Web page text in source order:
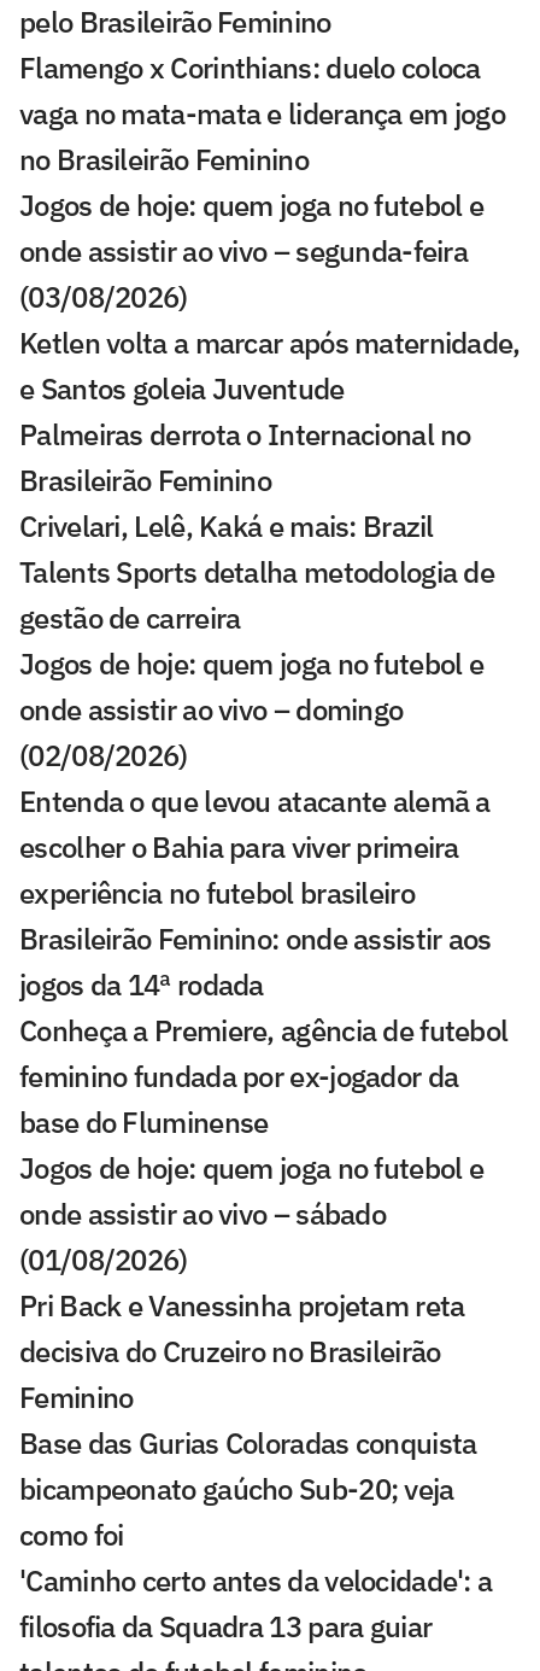
pelo Brasileirão Feminino
Flamengo x Corinthians: duelo coloca
vaga no mata-mata e liderança em jogo
no Brasileirão Feminino
Jogos de hoje: quem joga no futebol e
onde assistir ao vivo – segunda-feira
(03/08/2026)
Ketlen volta a marcar após maternidade,
e Santos goleia Juventude
Palmeiras derrota o Internacional no
Brasileirão Feminino
Crivelari, Lelê, Kaká e mais: Brazil
Talents Sports detalha metodologia de
gestão de carreira
Jogos de hoje: quem joga no futebol e
onde assistir ao vivo – domingo
(02/08/2026)
Entenda o que levou atacante alemã a
escolher o Bahia para viver primeira
experiência no futebol brasileiro
Brasileirão Feminino: onde assistir aos
jogos da 14ª rodada
Conheça a Premiere, agência de futebol
feminino fundada por ex-jogador da
base do Fluminense
Jogos de hoje: quem joga no futebol e
onde assistir ao vivo – sábado
(01/08/2026)
Pri Back e Vanessinha projetam reta
decisiva do Cruzeiro no Brasileirão
Feminino
Base das Gurias Coloradas conquista
bicampeonato gaúcho Sub-20; veja
como foi
'Caminho certo antes da velocidade': a
filosofia da Squadra 13 para guiar